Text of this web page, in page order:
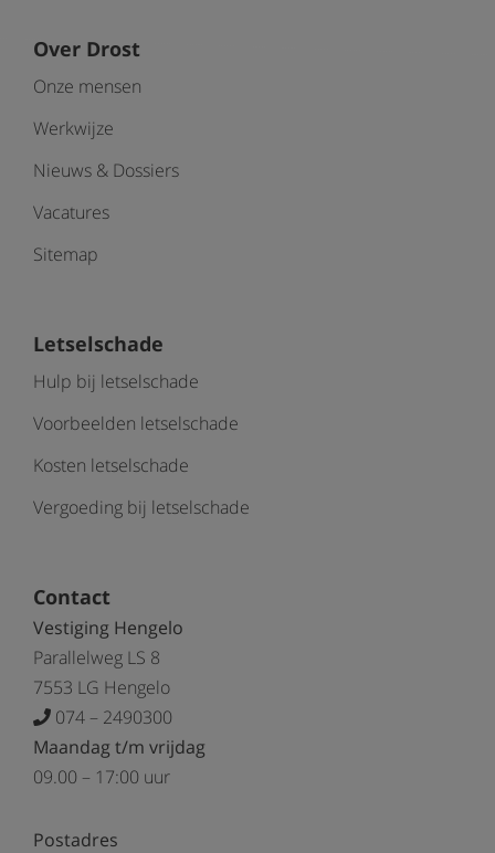
Over Drost
Onze mensen
Werkwijze
Nieuws & Dossiers
Vacatures
Sitemap
Letselschade
Hulp bij letselschade
Voorbeelden letselschade
Kosten letselschade
Vergoeding bij letselschade
Contact
Vestiging Hengelo
Parallelweg LS 8
7553 LG Hengelo
074 – 2490300
Maandag t/m vrijdag
09.00 – 17:00 uur
Postadres